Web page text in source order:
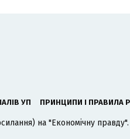
УП ПРИНЦИПИ І ПРАВИЛА
на "Економічну правду".